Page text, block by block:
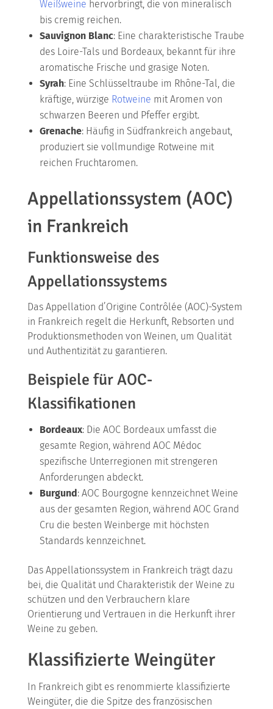
Weißweine hervorbringt, die von mineralisch
bis cremig reichen.
Sauvignon Blanc: Eine charakteristische Traube
des Loire-Tals und Bordeaux, bekannt für ihre
aromatische Frische und grasige Noten.
Syrah: Eine Schlüsseltraube im Rhône-Tal, die
kräftige, würzige Rotweine mit Aromen von
schwarzen Beeren und Pfeffer ergibt.
Grenache: Häufig in Südfrankreich angebaut,
produziert sie vollmundige Rotweine mit
reichen Fruchtaromen.
Appellationssystem (AOC)
in Frankreich
Funktionsweise des
Appellationssystems
Das Appellation d’Origine Contrôlée (AOC)-System
in Frankreich regelt die Herkunft, Rebsorten und
Produktionsmethoden von Weinen, um Qualität
und Authentizität zu garantieren.
Beispiele für AOC-
Klassifikationen
Bordeaux: Die AOC Bordeaux umfasst die
gesamte Region, während AOC Médoc
spezifische Unterregionen mit strengeren
Anforderungen abdeckt.
Burgund: AOC Bourgogne kennzeichnet Weine
aus der gesamten Region, während AOC Grand
Cru die besten Weinberge mit höchsten
Standards kennzeichnet.
Das Appellationssystem in Frankreich trägt dazu
bei, die Qualität und Charakteristik der Weine zu
schützen und den Verbrauchern klare
Orientierung und Vertrauen in die Herkunft ihrer
Weine zu geben.
Klassifizierte Weingüter
In Frankreich gibt es renommierte klassifizierte
Weingüter, die die Spitze des französischen